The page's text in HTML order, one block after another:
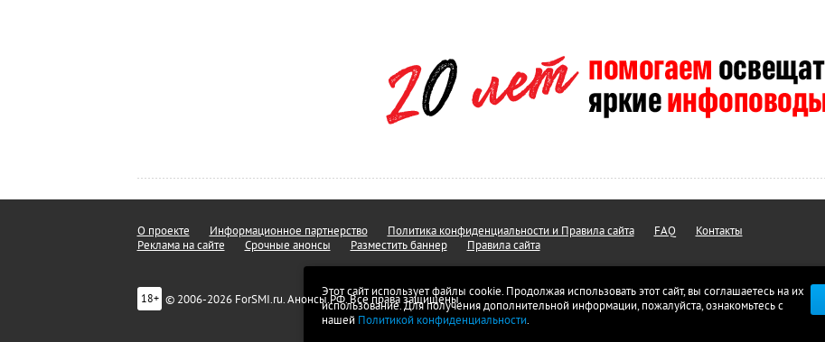
Этот сайт использует файлы cookie. Продолжая использовать этот сайт, вы соглашаетесь на их
использование. Для получения дополнительной информации, пожалуйста, ознакомьтесь с
нашей Политикой конфиденциальности.
О проекте Информационное партнерство Политика конфиденциальности и Правила сайта FAQ
Контакты
Реклама на сайте
Срочные анонсы Разместить баннер Правила сайта
18+ © 2006-2026 ForSMI.ru. Анонсы.РФ. Все права защищены.